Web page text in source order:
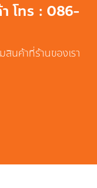
โทร : 086-
สินค้าที่ร้านของเรา